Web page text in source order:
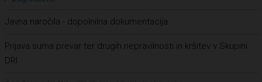
Javna naročila - dopolnilna dokumentacija
Prijava suma prevar ter drugih nepravilnosti in kršitev v Skupini
DRI